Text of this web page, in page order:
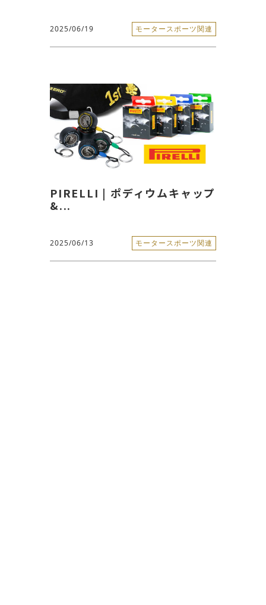
2025/06/19 モータースポーツ関連
PIRELLI | ポディウムキャップ
&...
2025/06/13 モータースポーツ関連